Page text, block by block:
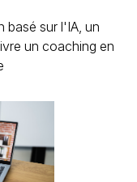
basé sur l'IA, un
un coaching en